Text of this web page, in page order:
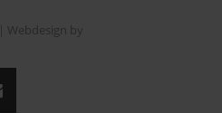
Webdesign by